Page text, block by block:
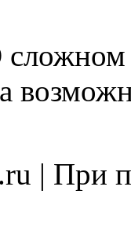
| При